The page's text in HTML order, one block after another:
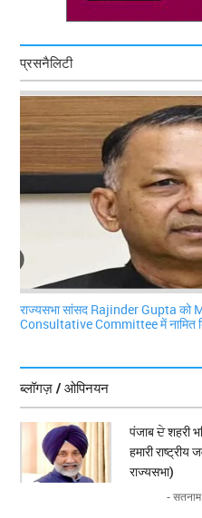
प्रसनैलिटी
राज्यसभा सांसद Rajinder Gupta
Consultative Committee में नामित
ब्लॉगज़ / ओपिनयन
पंजाब ਦੇ शहरी
हमारी
राज्यसभा)
-